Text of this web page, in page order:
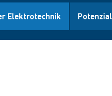
Elektrotechnik